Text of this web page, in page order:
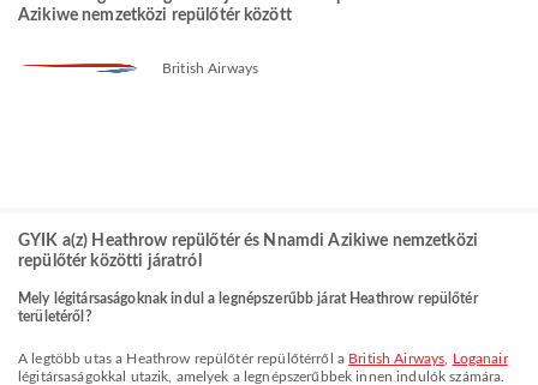
Azikiwe nemzetközi repülőtér között
British Airways
GYIK a(z) Heathrow repülőtér és Nnamdi Azikiwe nemzetközi
repülőtér közötti járatról
Mely légitársaságoknak indul a legnépszerűbb járat Heathrow repülőtér
területéről?
A legtöbb utas a Heathrow repülőtér repülőtérről a British Airways
Loganair
légitársaságokkal utazik, amelyek a legnépszerűbbek innen indulók számára.